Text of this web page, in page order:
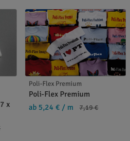
x
Poli-Flex Premium
Poli-Flex Premium
ab 5,24 € / m 7,19 €